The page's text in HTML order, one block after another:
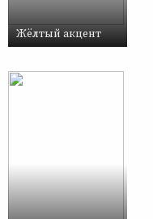
Жёлтый акцент